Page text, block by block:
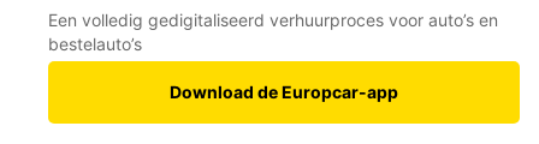
Een volledig gedigitaliseerd verhuurproces voor auto’s en
bestelauto’s
Download de Europcar-app